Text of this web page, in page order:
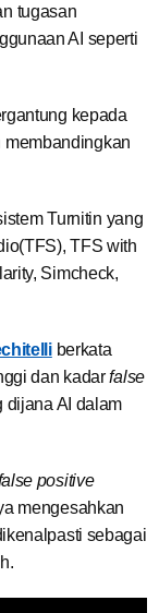
tugasan
AI seperti
kepada
membandingkan
Turnitin yang
TFS with
Simcheck,
berkata
dan kadarfalse
dijana AI dalam
positive
mengesahkan
sebagai